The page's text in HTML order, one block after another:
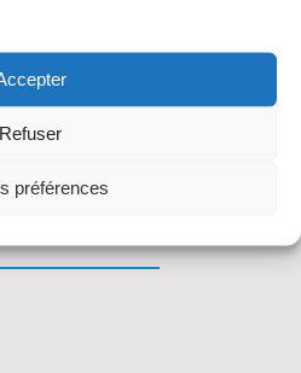
Refuser
préférences
Quiz Coach
Quiz Coach
Services